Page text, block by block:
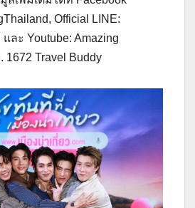
Official LINE:
ละ Youtube: Amazing
1672 Travel Buddy